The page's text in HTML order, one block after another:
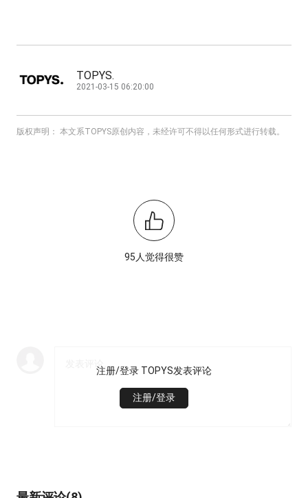
TOPYS.
2021-03-15 06:20:00
版权声明： 本文系TOPYS原创内容，未经许可不得以任何形式进行转载。
95人觉得很赞
注册/登录 TOPYS发表评论
注册/登录